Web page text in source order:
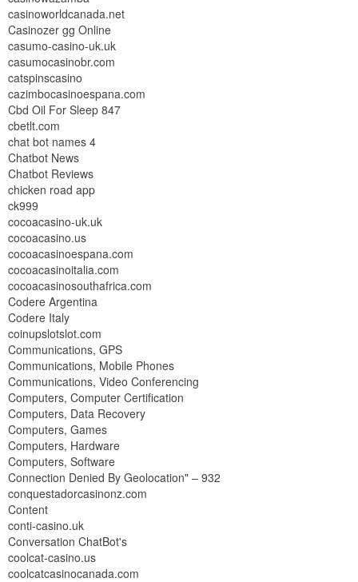
casinoworldcanada.net
Casinozer gg Online
casumo-casino-uk.uk
casumocasinobr.com
catspinscasino
cazimbocasinoespana.com
Cbd Oil For Sleep 847
cbetlt.com
chat bot names 4
Chatbot News
Chatbot Reviews
chicken road app
ck999
cocoacasino-uk.uk
cocoacasino.us
cocoacasinoespana.com
cocoacasinoitalia.com
cocoacasinosouthafrica.com
Codere Argentina
Codere Italy
coinupslotslot.com
Communications, GPS
Communications, Mobile Phones
Communications, Video Conferencing
Computers, Computer Certification
Computers, Data Recovery
Computers, Games
Computers, Hardware
Computers, Software
Connection Denied By Geolocation" – 932
conquestadorcasinonz.com
Content
conti-casino.uk
Conversation ChatBot's
coolcat-casino.us
coolcatcasinocanada.com